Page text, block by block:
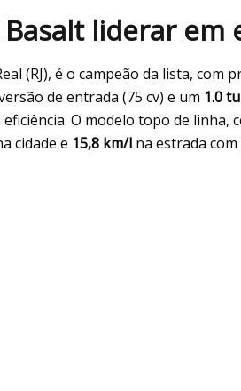
liderar em
(RJ), é o campeão da lista, com
de entrada (75 cv) e um 1.0
O modelo topo de linha,
cidade e 15,8 km/l na estrada